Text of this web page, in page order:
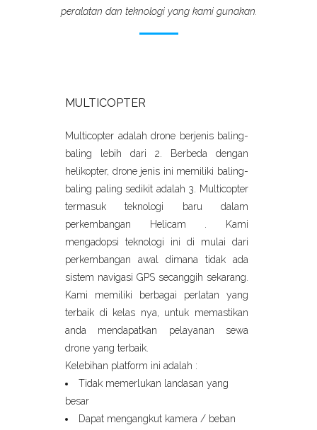
peralatan dan teknologi yang kami gunakan.
MULTICOPTER
Multicopter adalah drone berjenis baling-
baling lebih dari 2. Berbeda dengan
helikopter, drone jenis ini memiliki baling-
baling paling sedikit adalah 3. Multicopter
termasuk teknologi baru dalam
perkembangan Helicam . Kami
mengadopsi teknologi ini di mulai dari
perkembangan awal dimana tidak ada
sistem navigasi GPS secanggih sekarang.
Kami memiliki berbagai perlatan yang
terbaik di kelas nya, untuk memastikan
anda mendapatkan pelayanan sewa
drone yang terbaik.
Kelebihan platform ini adalah :
Tidak memerlukan landasan yang
besar
Dapat mengangkut kamera / beban